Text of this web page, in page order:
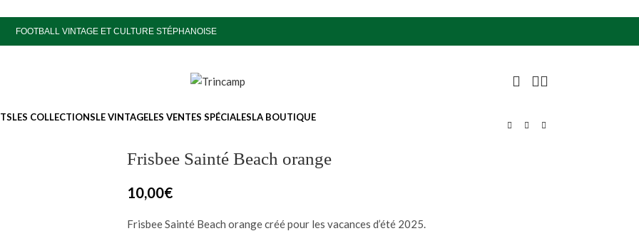
FOOTBALL VINTAGE ET CULTURE STÉPHANOISE
LES COLLECTIONSLE VINTAGELES VENTES SPÉCIALESLA BOUTIQUE
Frisbee Sainté Beach orange
10,00€
Frisbee Sainté Beach orange créé pour les vacances d’été 2025.